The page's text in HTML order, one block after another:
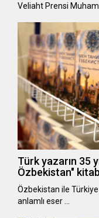
Veliaht Prensi
Türk yazarın 35
Özbekistan"
Özbekistan ile
anlamlı eser …